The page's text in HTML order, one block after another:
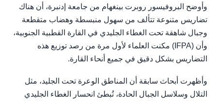
وأوضح البروفيسور روبرت بينغهام من جامعة إدنبرة، أن هناك
تضاريس متنوعة تتألف من سهول منبسطة وهضاب متقطعة
وجبال شاهقة تحت الغطاء الجليدي في القارة القطبية الجنوبية،
وأن (IFPA) مكنت العلماء لأول مرة من رصد توزيع هذه
التضاريس بشكل دقيق في جميع أنحاء القارة.
وأظهرت أبحاث سابقة أن المناطق الوعرة تحت الجليد، مثل
التلال وسلاسل الجبال الحادة، تُبطئ انحسار الغطاء الجليدي